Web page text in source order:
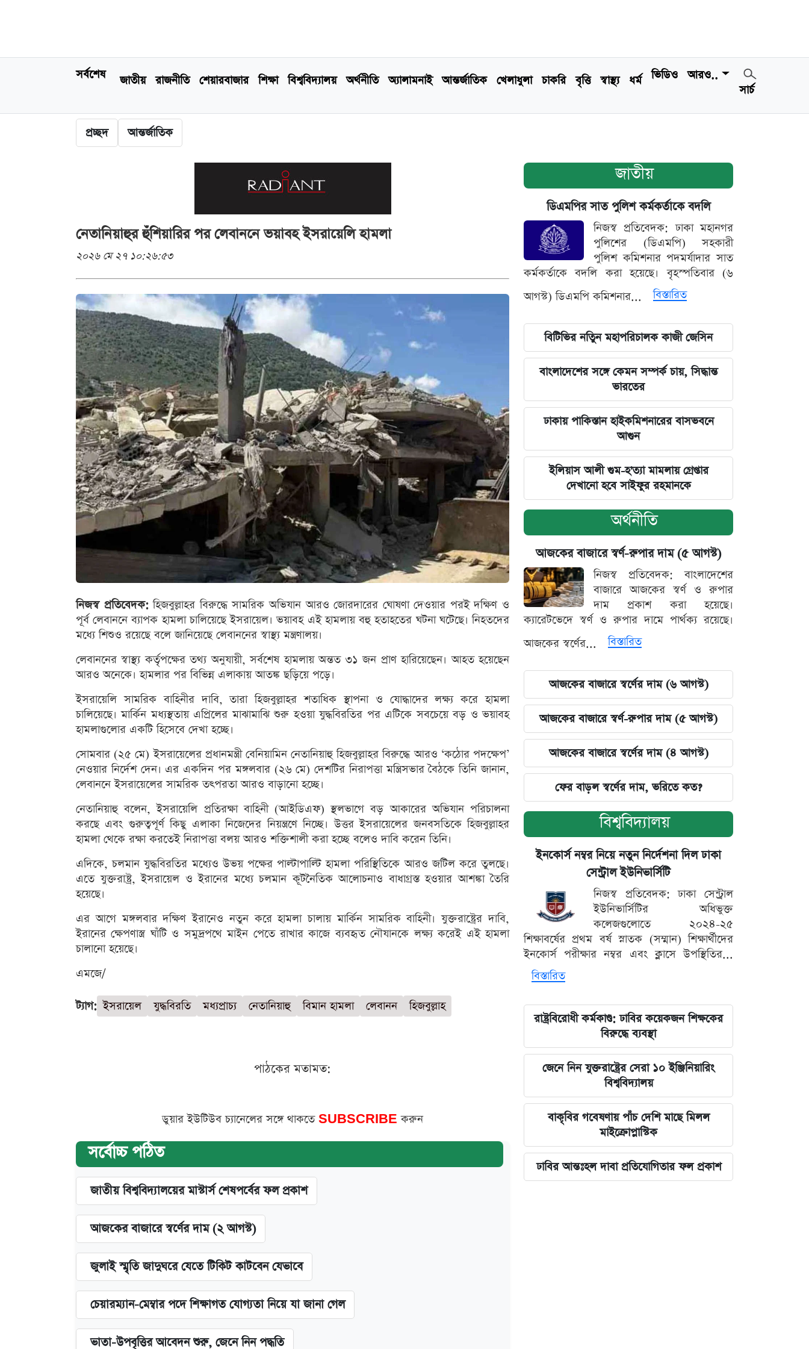
সর্বশেষ জাতীয় রাজনীতি শেয়ারবাজার শিক্ষা বিশ্ববিদ্যালয় অর্থনীতি অ্যালামনাই আন্তর্জাতিক খেলাধুলা চাকরি বৃত্তি স্বাস্থ্য ধর্ম ভিডিও
আরও..
সার্চ
প্রচ্ছদ আন্তর্জাতিক
নেতানিয়াহুর হুঁশিয়ারির পর লেবাননে ভয়াবহ ইসরায়েলি হামলা
২০২৬ মে ২৭ ১০:২৬:৫৩
নিজস্ব প্রতিবেদক:হিজবুল্লাহর বিরুদ্ধে সামরিক অভিযান আরও জোরদারের ঘোষণা দেওয়ার পরই দক্ষিণ ও
পূর্ব লেবাননে ব্যাপক হামলা চালিয়েছে ইসরায়েল। ভয়াবহ এই হামলায় বহু হতাহতের ঘটনা ঘটেছে। নিহতদের
মধ্যে শিশুও রয়েছে বলে জানিয়েছে লেবাননের স্বাস্থ্য মন্ত্রণালয়।
লেবাননের স্বাস্থ্য কর্তৃপক্ষের তথ্য অনুযায়ী, সর্বশেষ হামলায় অন্তত ৩১ জন প্রাণ হারিয়েছেন। আহত হয়েছেন
আরও অনেকে। হামলার পর বিভিন্ন এলাকায় আতঙ্ক ছড়িয়ে পড়ে।
ইসরায়েলি সামরিক বাহিনীর দাবি, তারা হিজবুল্লাহর শতাধিক স্থাপনা ও যোদ্ধাদের লক্ষ্য করে হামলা
চালিয়েছে। মার্কিন মধ্যস্থতায় এপ্রিলের মাঝামাঝি শুরু হওয়া যুদ্ধবিরতির পর এটিকে সবচেয়ে বড় ও ভয়াবহ
হামলাগুলোর একটি হিসেবে দেখা হচ্ছে।
সোমবার (২৫ মে) ইসরায়েলের প্রধানমন্ত্রী বেনিয়ামিন নেতানিয়াহু হিজবুল্লাহর বিরুদ্ধে আরও ‘কঠোর পদক্ষেপ’
নেওয়ার নির্দেশ দেন। এর একদিন পর মঙ্গলবার (২৬ মে) দেশটির নিরাপত্তা মন্ত্রিসভার বৈঠকে তিনি জানান,
লেবাননে ইসরায়েলের সামরিক তৎপরতা আরও বাড়ানো হচ্ছে।
নেতানিয়াহু বলেন, ইসরায়েলি প্রতিরক্ষা বাহিনী (আইডিএফ) স্থলভাগে বড় আকারের অভিযান পরিচালনা
করছে এবং গুরুত্বপূর্ণ কিছু এলাকা নিজেদের নিয়ন্ত্রণে নিচ্ছে। উত্তর ইসরায়েলের জনবসতিকে হিজবুল্লাহর
হামলা থেকে রক্ষা করতেই নিরাপত্তা বলয় আরও শক্তিশালী করা হচ্ছে বলেও দাবি করেন তিনি।
এদিকে, চলমান যুদ্ধবিরতির মধ্যেও উভয় পক্ষের পাল্টাপাল্টি হামলা পরিস্থিতিকে আরও জটিল করে তুলছে।
এতে যুক্তরাষ্ট্র, ইসরায়েল ও ইরানের মধ্যে চলমান কূটনৈতিক আলোচনাও বাধাগ্রস্ত হওয়ার আশঙ্কা তৈরি
হয়েছে।
এর আগে মঙ্গলবার দক্ষিণ ইরানেও নতুন করে হামলা চালায় মার্কিন সামরিক বাহিনী। যুক্তরাষ্ট্রের দাবি,
ইরানের ক্ষেপণাস্ত্র ঘাঁটি ও সমুদ্রপথে মাইন পেতে রাখার কাজে ব্যবহৃত নৌযানকে লক্ষ্য করেই এই হামলা
চালানো হয়েছে।
এমজে/
ট্যাগ: ইসরায়েল যুদ্ধবিরতি মধ্যপ্রাচ্য নেতানিয়াহু বিমান হামলা লেবানন হিজবুল্লাহ
পাঠকের মতামত:
ডুয়ার ইউটিউব চ্যানেলের সঙ্গে থাকতে SUBSCRIBEকরুন
সর্বোচ্চ পঠিত
জাতীয় বিশ্ববিদ্যালয়ের মাস্টার্স শেষপর্বের ফল প্রকাশ
আজকের বাজারে স্বর্ণের দাম (২ আগস্ট)
জুলাই স্মৃতি জাদুঘরে যেতে টিকিট কাটবেন যেভাবে
চেয়ারম্যান-মেম্বার পদে শিক্ষাগত যোগ্যতা নিয়ে যা জানা গেল
ভাতা-উপবৃত্তির আবেদন শুরু, জেনে নিন পদ্ধতি
জাতীয়
ডিএমপির সাত পুলিশ কর্মকর্তাকে বদলি
নিজস্ব প্রতিবেদক: ঢাকা মহানগর
পুলিশের (ডিএমপি) সহকারী
পুলিশ কমিশনার পদমর্যাদার সাত
কর্মকর্তাকে বদলি করা হয়েছে। বৃহস্পতিবার (৬
আগস্ট) ডিএমপি কমিশনার...
বিস্তারিত
বিটিভির নতিুন মহাপরিচালক কাজী জেসিন
বাংলাদেশের সঙ্গে কেমন সম্পর্ক চায়, সিদ্ধান্ত
ভারতের
ঢাকায় পাকিস্তান হাইকমিশনারের বাসভবনে
আগুন
ইলিয়াস আলী গুম-হ'ত্যা মামলায় গ্রেপ্তার
দেখানো হবে সাইফুর রহমানকে
অর্থনীতি
আজকের বাজারে স্বর্ণ-রুপার দাম (৫ আগস্ট)
নিজস্ব প্রতিবেদক: বাংলাদেশের
বাজারে আজকের স্বর্ণ ও রুপার
দাম প্রকাশ করা হয়েছে।
ক্যারেটভেদে স্বর্ণ ও রুপার দামে পার্থক্য রয়েছে।
আজকের স্বর্ণের...
বিস্তারিত
আজকের বাজারে স্বর্ণের দাম (৬ আগস্ট)
আজকের বাজারে স্বর্ণ-রুপার দাম (৫ আগস্ট)
আজকের বাজারে স্বর্ণের দাম (৪ আগস্ট)
ফের বাড়ল স্বর্ণের দাম, ভরিতে কত?
বিশ্ববিদ্যালয়
ইনকোর্স নম্বর নিয়ে নতুন নির্দেশনা দিল ঢাকা
সেন্ট্রাল ইউনিভার্সিটি
নিজস্ব প্রতিবেদক: ঢাকা সেন্ট্রাল
ইউনিভার্সিটির অধিভুক্ত
কলেজগুলোতে ২০২৪-২৫
শিক্ষাবর্ষের প্রথম বর্ষ স্নাতক (সম্মান) শিক্ষার্থীদের
ইনকোর্স পরীক্ষার নম্বর এবং ক্লাসে উপস্থিতির...
বিস্তারিত
রাষ্ট্রবিরোধী কর্মকাণ্ড: ঢাবির কয়েকজন শিক্ষকের
বিরুদ্ধে ব্যবস্থা
জেনে নিন যুক্তরাষ্ট্রের সেরা ১০ ইঞ্জিনিয়ারিং
বিশ্ববিদ্যালয়
বাকৃবির গবেষণায় পাঁচ দেশি মাছে মিলল
মাইক্রোপ্লাস্টিক
ঢাবির আন্তঃহল দাবা প্রতিযোগিতার ফল প্রকাশ